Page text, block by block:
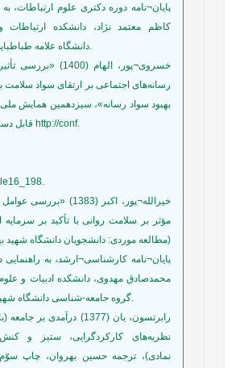
پایان¬نامه دوره دکتری علوم ارتباطات، به
کاظم معتمد نژاد، دانشکده ارتیاطات
دانشگاه علامه طباطبایی، تهران.
خسروی¬پور، الهام (1400)
رسانه‌های اجتماعی بر ارتقای سواد سلامت با
بهبود سواد رسانه»، سیزدهمین همایش
قابل دسترسی در http://conf.
خیرالله¬پور، اکبر (1383)
مؤثر بر سلامت روانی با تأکید بر سرمایه
(مطالعه موردی: دانشجویان دانشگاه شهید
پایان¬نامه کارشناسی¬ارشد، به راهنمایی
محمدصادق مهدوی، دانشکده ادبیات و
گروه جامعه-شناسی دانشگاه شهید بهشتی.
رابرتسون، یان (1377) درآمدی بر
نظریه‌های کارکردگرایی، ستیز و
نمادی)، ترجمه حسین بهروان، چاپ